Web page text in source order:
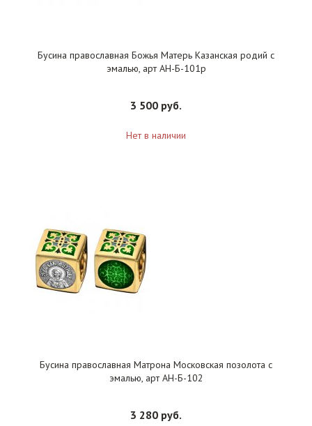
Бусина православная Божья Матерь Казанская родий с
эмалью, арт АН-Б-101р
3 500 руб.
Нет в наличии
Бусина православная Матрона Московская позолота с
эмалью, арт АН-Б-102
3 280 руб.